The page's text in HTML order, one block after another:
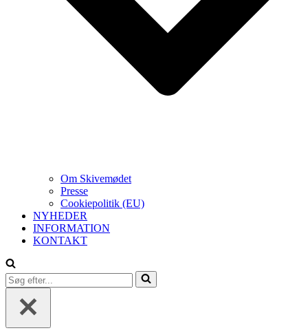
Om Skivemødet
Presse
Cookiepolitik (EU)
NYHEDER
INFORMATION
KONTAKT
Søg
efter...